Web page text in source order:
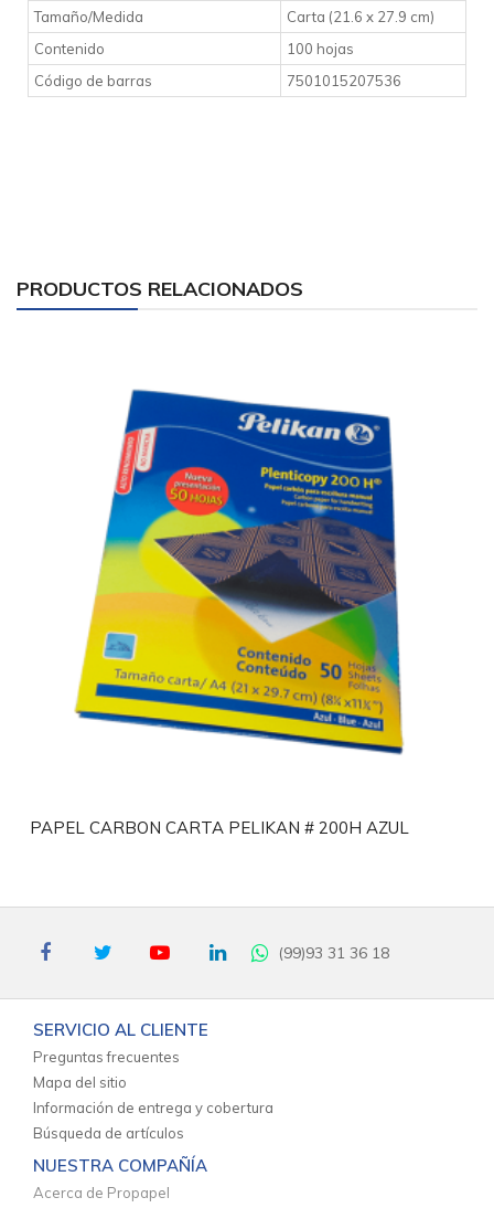
Tamaño/Medida
Carta (21.6 x 27.9 cm)
Contenido
100 hojas
Código de barras
7501015207536
PRODUCTOS RELACIONADOS
PAPEL CARBON CARTA PELIKAN # 200H AZUL
(99)93 31 36 18
SERVICIO AL CLIENTE
Preguntas frecuentes
Mapa del sitio
Información de entrega y cobertura
Búsqueda de artículos
NUESTRA COMPAÑÍA
Acerca de Propapel